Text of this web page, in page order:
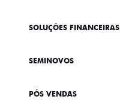
SOLUÇÕES FINANCEIRAS
SEMINOVOS
PÓS VENDAS